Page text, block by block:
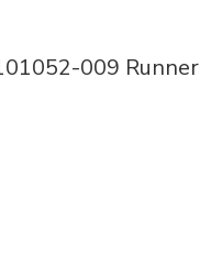
009 Runner